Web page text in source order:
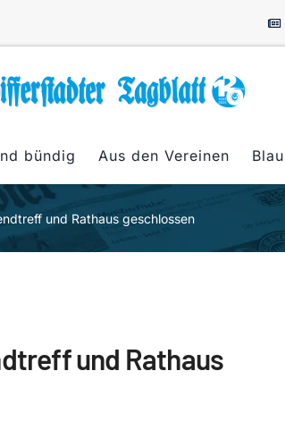
bündig Aus den Vereinen
und Rathaus geschlossen
und Rathaus